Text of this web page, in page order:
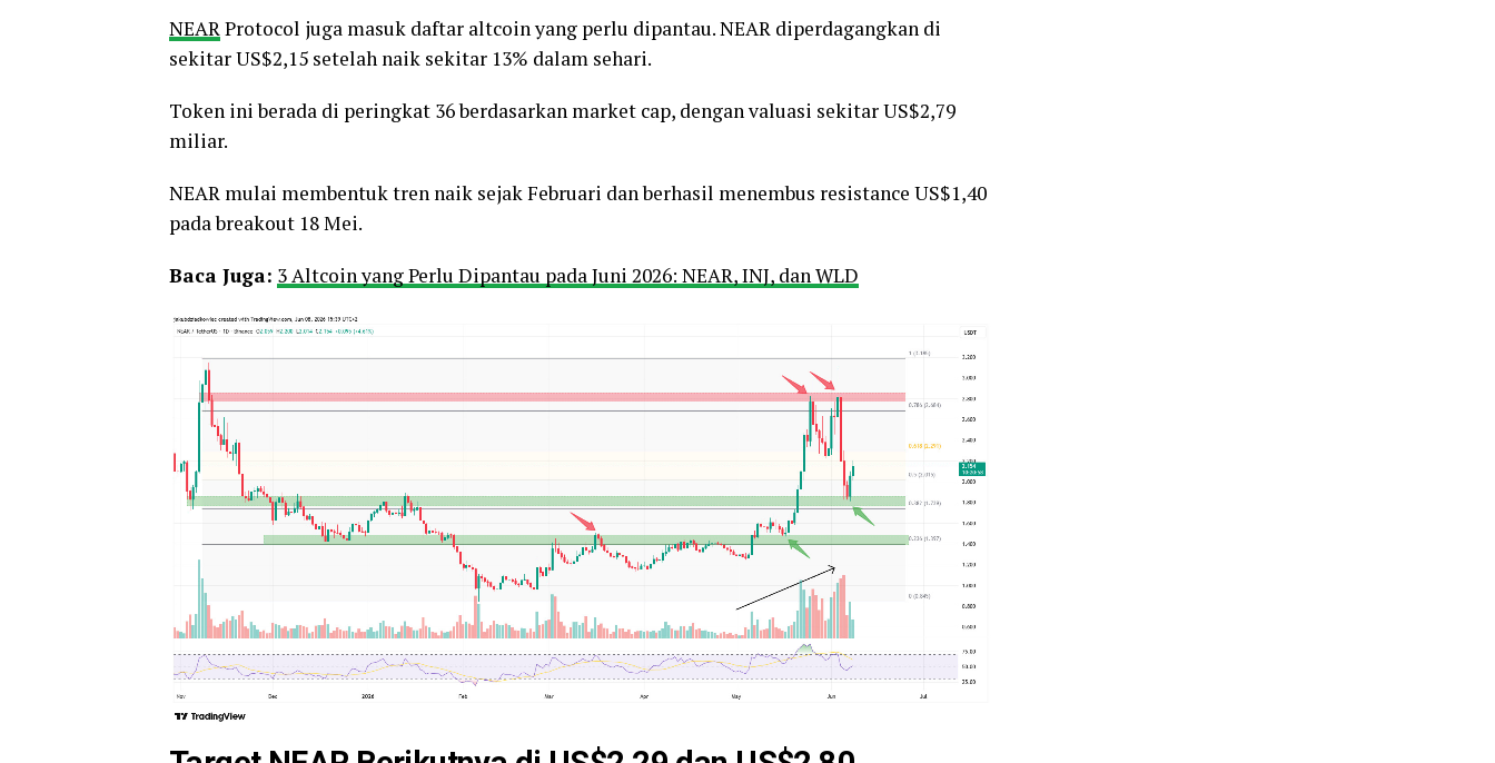
NEARProtocol juga masuk daftar altcoin yang perlu dipantau. NEAR diperdagangkan di
sekitar US$2,15 setelah naik sekitar 13% dalam sehari.
Token ini berada di peringkat 36 berdasarkan market cap, dengan valuasi sekitar US$2,79
miliar.
NEAR mulai membentuk tren naik sejak Februari dan berhasil menembus resistance US$1,40
pada breakout 18 Mei.
Baca Juga: 3 Altcoin yang Perlu Dipantau pada Juni 2026: NEAR, INJ, dan WLD